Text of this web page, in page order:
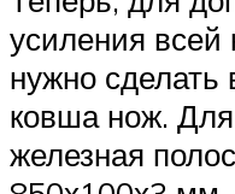
усиления всей
нужно сделать
ковша нож. Для
железная